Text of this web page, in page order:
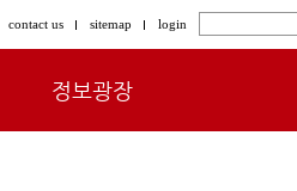
contact us sitemap login
정보광장